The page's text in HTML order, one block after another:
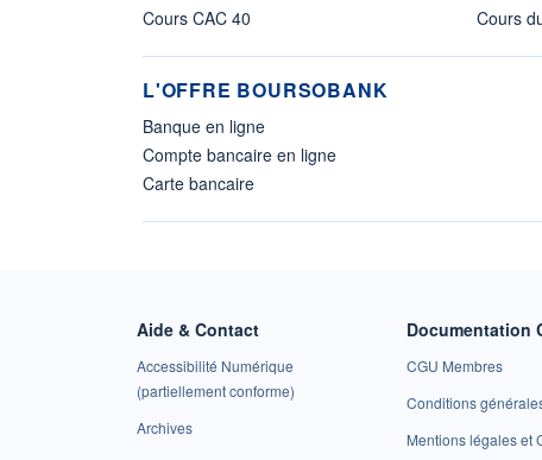
Cours CAC 40
Cours
L'OFFRE BOURSOBANK
Banque en ligne
Compte bancaire en ligne
Carte bancaire
Aide & Contact
Accessibilité Numérique
(partiellement conforme)
Archives
Documentation
CGU Membres
Conditions
Mentions légales et